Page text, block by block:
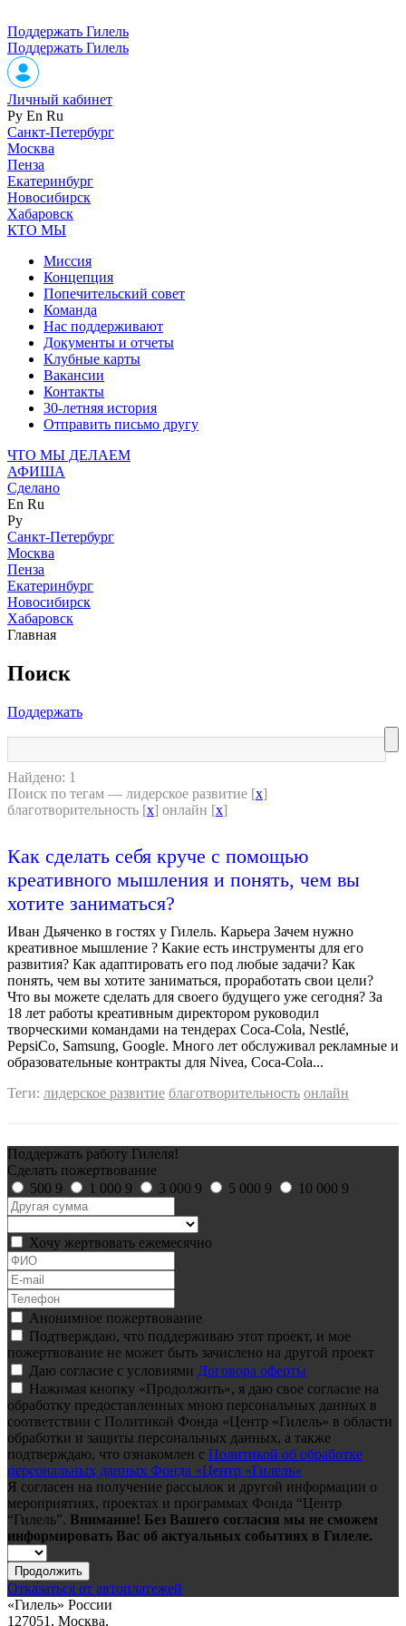
Поддержать Гилель
Поддержать Гилель
Личный кабинет
Ру En Ru
Санкт-Петербург
Москва
Пенза
Екатеринбург
Новосибирск
Хабаровск
КТО МЫ
Миссия
Концепция
Попечительский совет
Команда
Нас поддерживают
Документы и отчеты
Клубные карты
Вакансии
Контакты
30-летняя история
Отправить письмо другу
ЧТО МЫ ДЕЛАЕМ
АФИША
Сделано
En Ru
Ру
Санкт-Петербург
Москва
Пенза
Екатеринбург
Новосибирск
Хабаровск
Главная
Поиск
Поддержать
Найдено: 1
Поиск по тегам — лидерское развитие [x]
благотворительность [x] онлайн [x]
Как сделать себя круче с помощью
креативного мышления и понять, чем вы
хотите заниматься?
Иван Дьяченко в гостях у Гилель. Карьера Зачем нужно
креативное мышление ? Какие есть инструменты для его
развития? Как адаптировать его под любые задачи? Как
понять, чем вы хотите заниматься, проработать свои цели?
Что вы можете сделать для своего будущего уже сегодня? За
18 лет работы креативным директором руководил
творческими командами на тендерах Coca-Cola, Nestlé,
PepsiCo, Samsung, Google. Много лет обслуживал рекламные и
образовательные контракты для Nivea, Coca-Cola...
Теги: лидерское развитие благотворительность онлайн
Поддержать работу Гилеля!
Сделать пожертвование
500 9 1 000 9 3 000 9 5 000 9 10 000 9
Хочу жертвовать ежемесячно
Анонимное пожертвование
Подтверждаю, что поддерживаю этот проект, и мое
пожертвование не может быть зачислено на другой проект
Даю согласие с условиями Договора оферты
Нажимая кнопку «Продолжить», я даю свое согласие на
обработку предоставленных мною персональных данных в
соответствии с Политикой Фонда «Центр «Гилель» в области
обработки и защиты персональных данных, а также
подтверждаю, что ознакомлен с Политикой об обработке
персональных данных Фонда «Центр «Гилель»
Я согласен на получение рассылок и другой информации о
мероприятиях, проектах и программах Фонда “Центр
“Гилель”. Внимание! Без Вашего согласия мы не сможем
информировать Вас об актуальных событиях в Гилеле.
Продолжить
Отказаться от автоплатежей
«Гилель» России
127051, Москва,